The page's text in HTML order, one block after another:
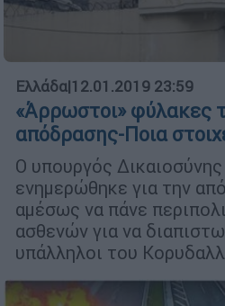
Ελλάδα|12.01.2019 23:59
«Άρρωστοι» φύλακες
απόδρασης-Ποια
Ο υπουργός Δικαιοσύνης
ενημερώθηκε για την
αμέσως να πάνε
ασθενών για να
υπάλληλοι του